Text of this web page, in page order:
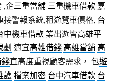
,企三重當舖 三重機車借款 嘉
接警報系統,租遊覽車價格, 台
中機車借款 業出遊皆高雄平
劃 適宜高雄借錢 高雄當舖 高
錢直高度重視顧客需求， 包遊
護 檔案加密 台中汽車借款 台